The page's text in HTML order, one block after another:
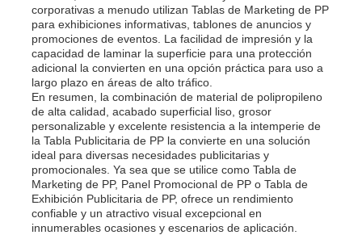
corporativas a menudo utilizan Tablas de Marketing de PP
para exhibiciones informativas, tablones de anuncios y
promociones de eventos. La facilidad de impresión y la
capacidad de laminar la superficie para una protección
adicional la convierten en una opción práctica para uso a
largo plazo en áreas de alto tráfico.
En resumen, la combinación de material de polipropileno
de alta calidad, acabado superficial liso, grosor
personalizable y excelente resistencia a la intemperie de
la Tabla Publicitaria de PP la convierte en una solución
ideal para diversas necesidades publicitarias y
promocionales. Ya sea que se utilice como Tabla de
Marketing de PP, Panel Promocional de PP o Tabla de
Exhibición Publicitaria de PP, ofrece un rendimiento
confiable y un atractivo visual excepcional en
innumerables ocasiones y escenarios de aplicación.